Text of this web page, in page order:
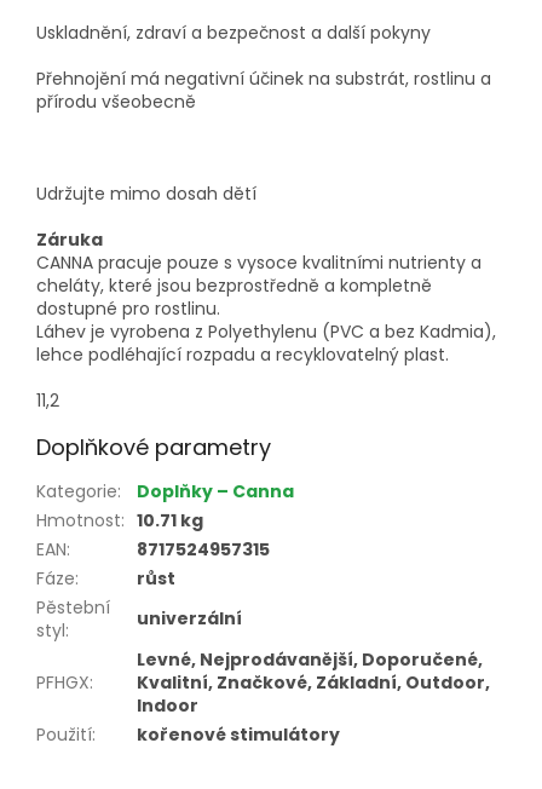
Uskladnění, zdraví a bezpečnost a další pokyny
Přehnojění má negativní účinek na substrát, rostlinu a
přírodu všeobecně
Udržujte mimo dosah dětí
Záruka
CANNA pracuje pouze s vysoce kvalitními nutrienty a
cheláty, které jsou bezprostředně a kompletně
dostupné pro rostlinu.
Láhev je vyrobena z Polyethylenu (PVC a bez Kadmia),
lehce podléhající rozpadu a recyklovatelný plast.
11,2
Doplňkové parametry
Kategorie:
Doplňky – Canna
Hmotnost: 10.71 kg
EAN:
8717524957315
Fáze:
růst
Pěstební
styl: univerzální
PFHGX:
Levné, Nejprodávanější, Doporučené,
Kvalitní, Značkové, Základní, Outdoor,
Indoor
Použití: kořenové stimulátory